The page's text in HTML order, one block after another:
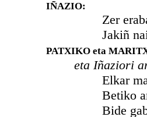
IÑAZIO:
Zer erabaki
Jakiñ nai
PATXIKO eta
eta Iñaziori
Elkar
Betiko
Bide